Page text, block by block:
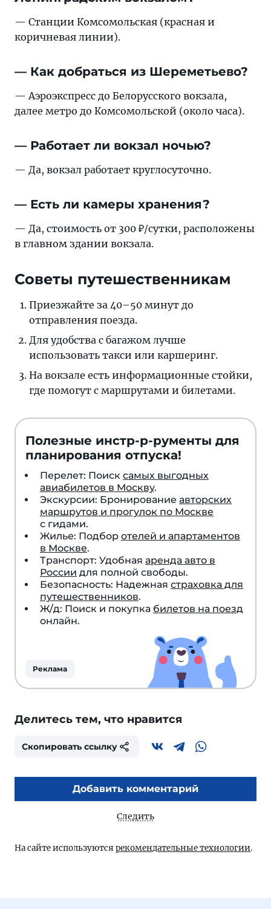
— Станции Комсомольская (красная и
коричневая линии).
— Как добраться из Шереметьево?
— Аэроэкспресс до Белорусского вокзала,
далее метро до Комсомольской (около часа).
— Работает ли вокзал ночью?
— Да, вокзал работает круглосуточно.
— Есть ли камеры хранения?
— Да, стоимость от 300 ₽/сутки, расположены
в главном здании вокзала.
Советы путешественникам
Приезжайте за 40–50 минут до
отправления поезда.
Для удобства с багажом лучше
использовать такси или каршеринг.
На вокзале есть информационные стойки,
где помогут с маршрутами и билетами.
Полезные инстр-р-рументы для
планирования отпуска!
Перелет: Поиск самых выгодных
авиабилетов в Москву.
Экскурсии: Бронирование авторских
маршрутов и прогулок по Москве
с гидами.
Жилье: Подбор отелей и апартаментов
в Москве.
Транспорт: Удобная аренда авто в
России для полной свободы.
Безопасность: Надежная страховка для
путешественников.
Ж/д: Поиск и покупка билетов на поезд
онлайн.
Реклама
Делитесь тем, что нравится
Скопировать ссылку
Добавить комментарий
Следить
На сайте используются рекомендательные технологии.